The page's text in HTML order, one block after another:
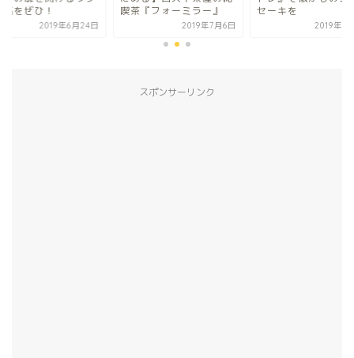
フォーミラー』
2019年7月6日
セーキを
2019年6月18日
ワク感をぜひ！
2019年6
スポンサーリンク